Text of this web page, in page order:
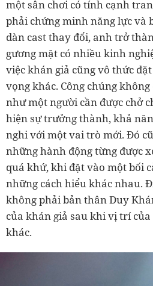
một sân chơi có tính cạnh
phải chứng minh năng lực và
dàn cast thay đổi, anh trở
gương mặt có nhiều kinh
việc khán giả cũng vô thức
vọng khác. Công chúng
như một người cần được chở
hiện sự trưởng thành, khả
nghi với một vai trò mới. Đó
những hành động từng được
quá khứ, khi đặt vào một bối
những cách hiểu khác nhau.
không phải bản thân Duy
của khán giả sau khi vị trí
khác.